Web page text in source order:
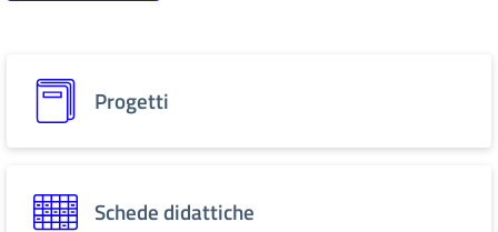
Progetti
Schede didattiche